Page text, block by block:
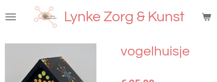
direct
de
hoofdinhoud
Lynke Zorg & Kunst
vogelhuisje